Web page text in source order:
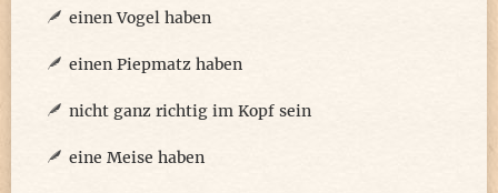
einen Vogel haben
einen Piepmatz haben
nicht ganz richtig im Kopf sein
eine Meise haben